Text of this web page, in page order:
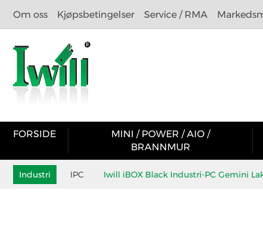
Om oss Kjøpsbetingelser Service / RMA
FORSIDE
MINI / POWER / AIO /
BRANNMUR
Industri IPC Iwill iBOX Black Industri-PC Gemini